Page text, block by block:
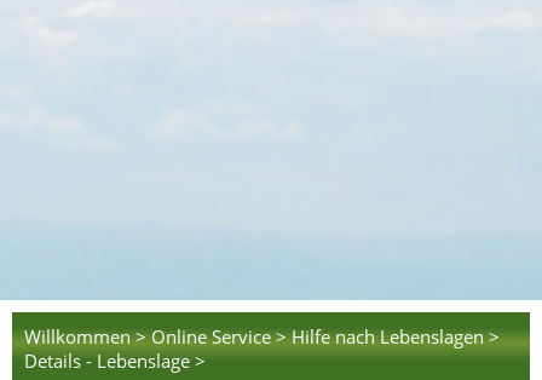
Willkommen > Online Service > Hilfe nach Lebenslagen >
Details - Lebenslage >